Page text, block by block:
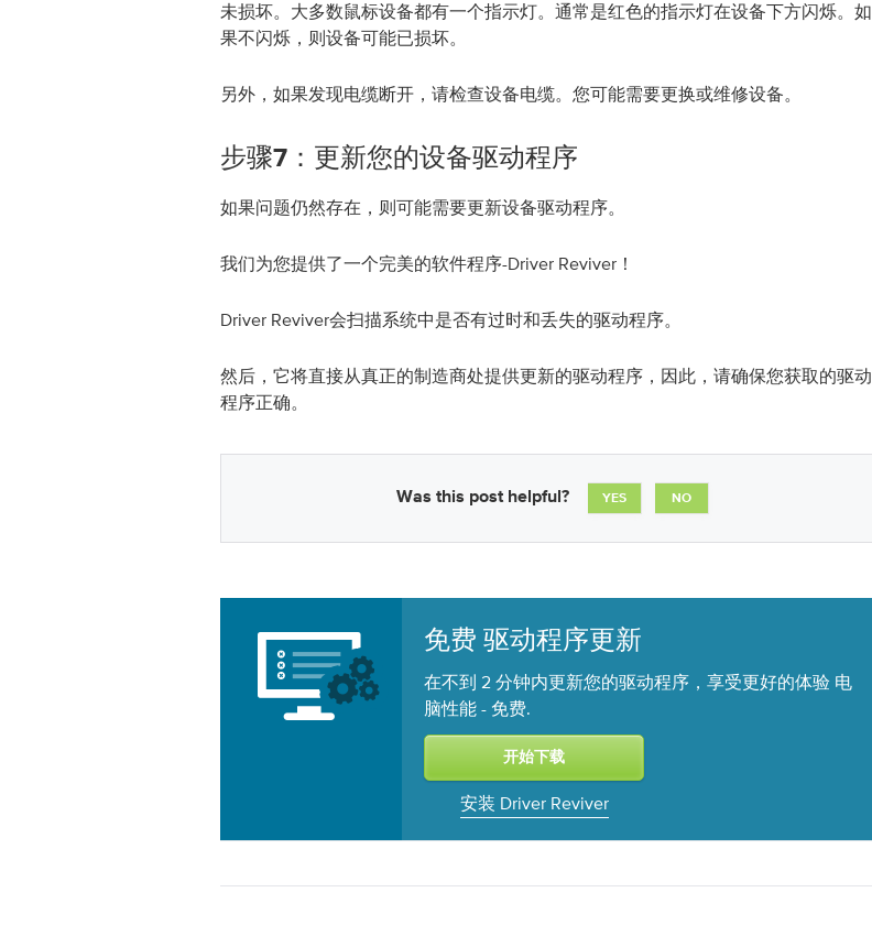
未损坏。大多数鼠标设备都有一个指示灯。通常是红色的指示灯在设备下方闪烁。如
果不闪烁，则设备可能已损坏。
另外，如果发现电缆断开，请检查设备电缆。您可能需要更换或维修设备。
步骤7：更新您的设备驱动程序
如果问题仍然存在，则可能需要更新设备驱动程序。
我们为您提供了一个完美的软件程序-Driver Reviver！
Driver Reviver会扫描系统中是否有过时和丢失的驱动程序。
然后，它将直接从真正的制造商处提供更新的驱动程序，因此，请确保您获取的驱动
程序正确。
Was this post helpful? YES NO
免费 驱动程序更新
在不到 2 分钟内更新您的驱动程序，享受更好的体验 电
脑性能 - 免费.
安装 Driver Reviver